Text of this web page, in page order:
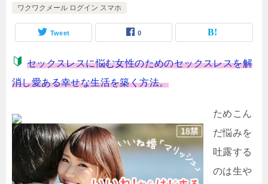
ワクワクメール ログイン スマホ
Tweet 0
セックスレスに悩む女性のためのセックスレスを解
消し愛ある幸せな生活を築く方法。
ためこん
だ悩みを
吐露する
のは生や